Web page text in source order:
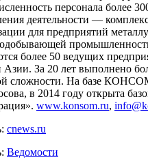
персонала более
деятельности —
для предприятий
более 50 ведущих
За 20 лет выполнено
сложности. На базе
в 2014 году открыта
www.konsom.ru,
cnews.ru
Ведомости